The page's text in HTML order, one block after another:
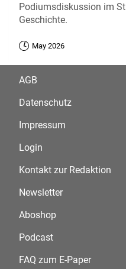
Podiumsdiskussion im
Geschichte.
May 2026
AGB
Datenschutz
Impressum
Login
Kontakt zur Redaktion
Newsletter
Aboshop
Podcast
FAQ zum E-Paper